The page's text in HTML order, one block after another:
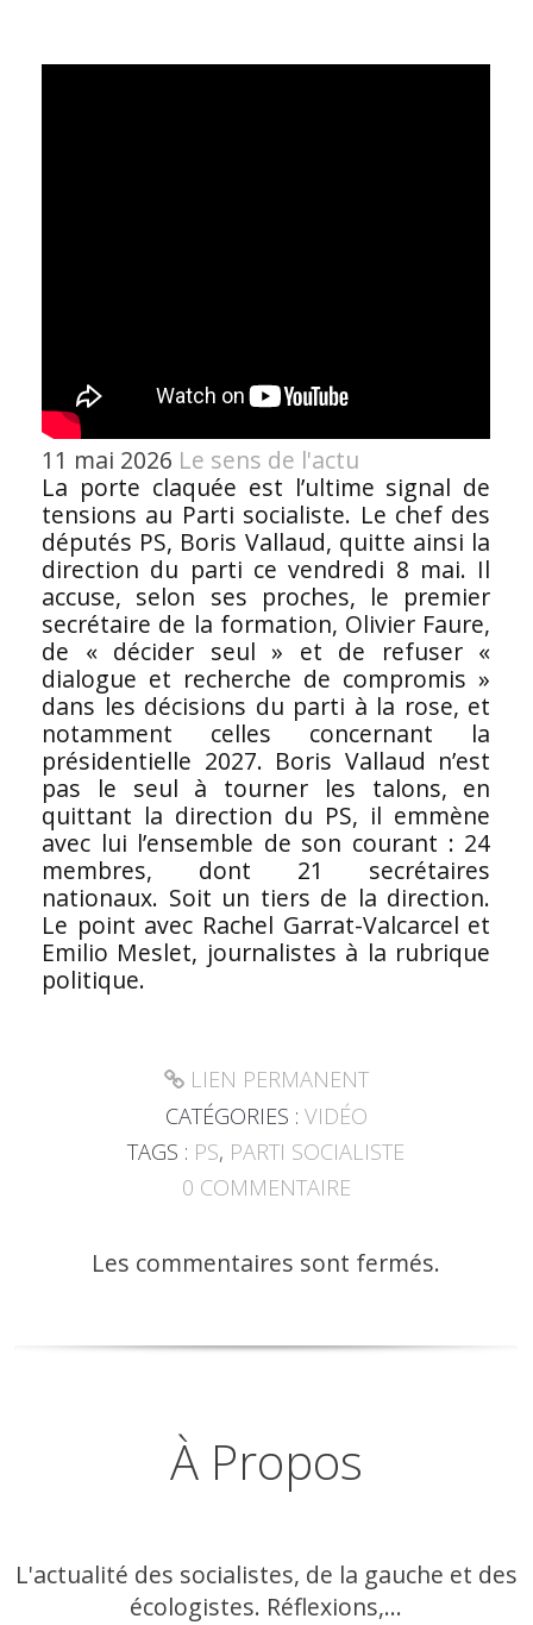
11 mai 2026 Le sens de l'actu
La porte claquée est l’ultime signal de
tensions au Parti socialiste. Le chef des
députés PS, Boris Vallaud, quitte ainsi la
direction du parti ce vendredi 8 mai. Il
accuse, selon ses proches, le premier
secrétaire de la formation, Olivier Faure,
de « décider seul » et de refuser «
dialogue et recherche de compromis »
dans les décisions du parti à la rose, et
notamment celles concernant la
présidentielle 2027. Boris Vallaud n’est
pas le seul à tourner les talons, en
quittant la direction du PS, il emmène
avec lui l’ensemble de son courant : 24
membres, dont 21 secrétaires
nationaux. Soit un tiers de la direction.
Le point avec Rachel Garrat-Valcarcel et
Emilio Meslet, journalistes à la rubrique
politique.
LIEN PERMANENT
CATÉGORIES : VIDÉO
TAGS : PS, PARTI SOCIALISTE
0 COMMENTAIRE
Les commentaires sont fermés.
À Propos
L'actualité des socialistes, de la gauche et des
écologistes. Réflexions,...